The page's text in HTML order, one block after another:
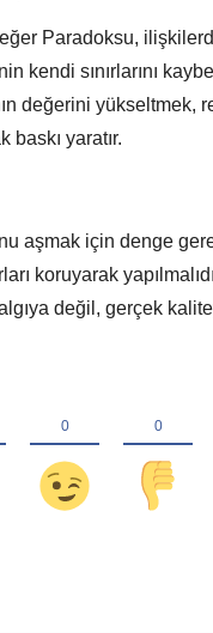
Paradoksu,
kendi sınırlarını
değerini yükseltmek,
baskı yaratır.
aşmak için denge
koruyarak
değil, gerçek